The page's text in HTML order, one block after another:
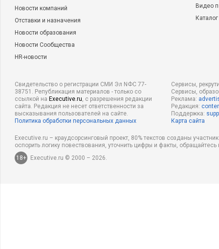
Новости компаний
Отставки и назначения
Новости образования
Новости Сообщества
HR-новости
Видео
Свидетельство о регистрации СМИ Эл NФС 77-
38751. Републикация материалов - только со
ссылкой на Executive.ru, с разрешения редакции
сайта. Редакция не несет ответственности за
высказывания пользователей на сайте.
Политика обработки персональных данных
Сервисы,
Сервисы,
Реклама:
Редакция:
Поддержка:
Карта сайта
Executive.ru – краудсорсинговый проект, 80% текстов созданы
оспорить логику повествования, уточнить цифры и факты,
18+
Executive.ru © 2000 – 2026.